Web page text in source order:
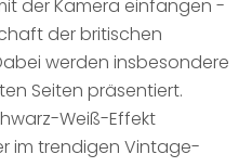
der Kamera einfangen -
der britischen
werden insbesondere
Seiten präsentiert.
Weiß-Effekt
im trendigen Vintage-